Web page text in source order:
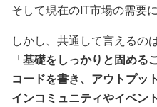
そして現在のIT市場の需要
しかし、共通して言えるの
「基礎をしっかりと固める
コードを書き、アウトプッ
インコミュニティやイベン